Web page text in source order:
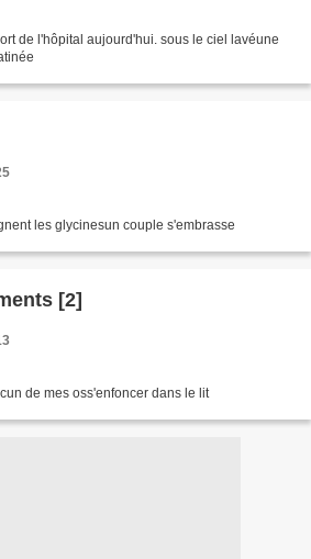
de l'hôpital aujourd'hui. sous le ciel lavéune
les glycinesun couple s'embrasse
[2]
de mes oss'enfoncer dans le lit